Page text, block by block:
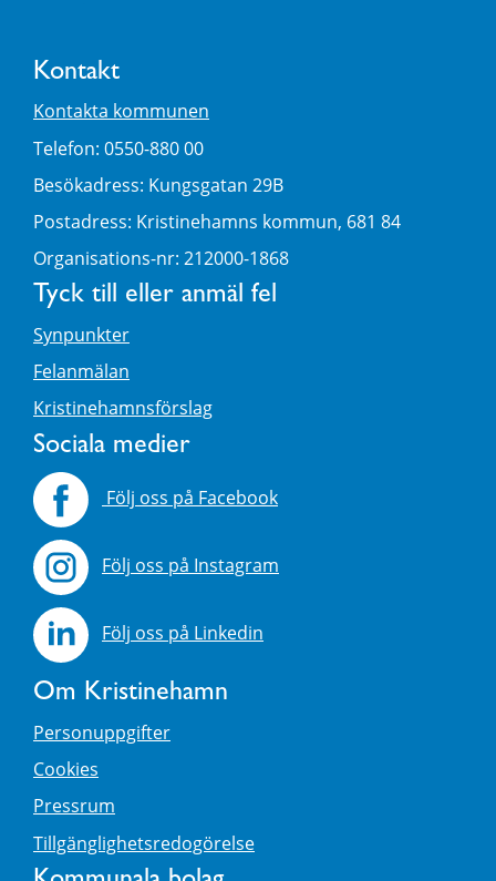
Kontakt
Kontakta kommunen
Telefon: 0550-880 00
Besökadress: Kungsgatan 29B
Postadress: Kristinehamns kommun, 681 84
Organisations-nr: 212000-1868
Tyck till eller anmäl fel
Synpunkter
Felanmälan
Kristinehamnsförslag
Sociala medier
Följ oss på Facebook
Följ oss på Instagram
Följ oss på Linkedin
Om Kristinehamn
Personuppgifter
Cookies
Pressrum
Tillgänglighetsredogörelse